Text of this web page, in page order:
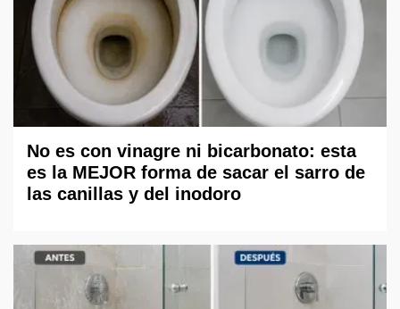
No es con vinagre ni bicarbonato: esta
es la MEJOR forma de sacar el sarro de
las canillas y del inodoro